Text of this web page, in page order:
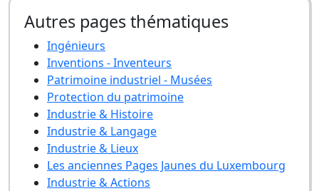
Autres pages thématiques
Ingénieurs
Inventions - Inventeurs
Patrimoine industriel - Musées
Protection du patrimoine
Industrie & Histoire
Industrie & Langage
Industrie & Lieux
Les anciennes Pages Jaunes du Luxembourg
Industrie & Actions